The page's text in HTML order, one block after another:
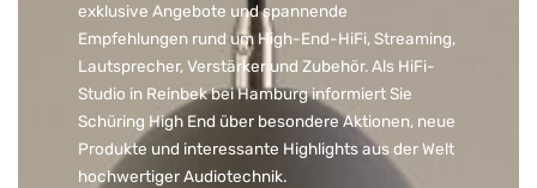
exklusive Angebote und spannende
Empfehlungen rund um High-End-HiFi, Streaming,
Lautsprecher, Verstärker und Zubehör. Als HiFi-
Studio in Reinbek bei Hamburg informiert Sie
Schüring High End über besondere Aktionen, neue
Produkte und interessante Highlights aus der Welt
hochwertiger Audiotechnik.